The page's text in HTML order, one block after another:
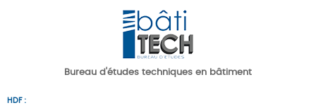
Bureau d'études techniques en bâtiment
HDF :